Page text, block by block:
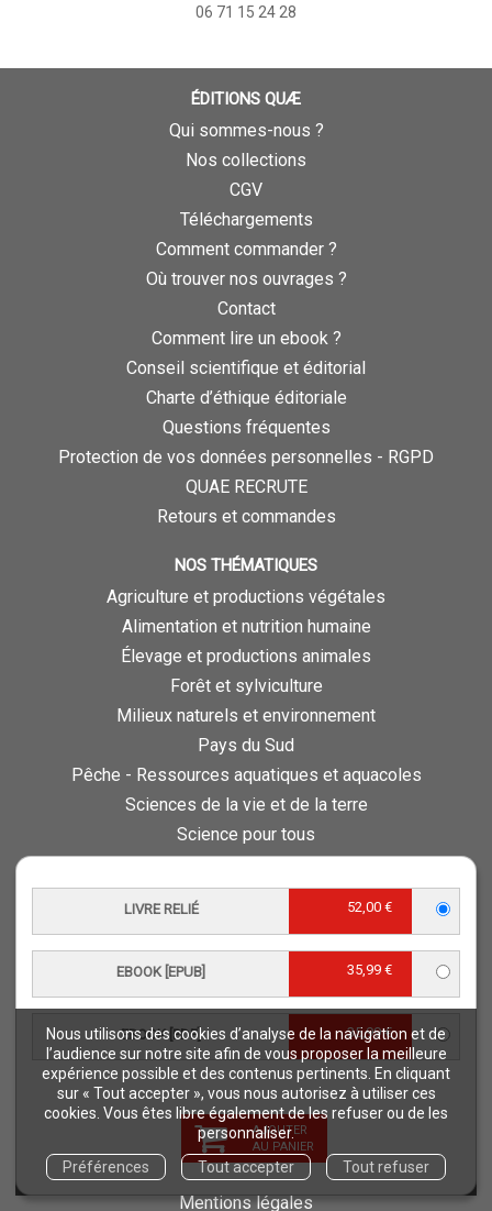
Nous utilisons des cookies d’analyse de la navigation et de
l’audience sur notre site afin de vous proposer la meilleure
expérience possible et des contenus pertinents. En cliquant
sur « Tout accepter », vous nous autorisez à utiliser ces
cookies. Vous êtes libre également de les refuser ou de les
personnaliser.
Préférences
Tout accepter Tout refuser
LIVRE RELIÉ 52,00 €
EBOOK [EPUB] 35,99 €
EBOOK [PDF] 35,99 €
AJOUTER
AU PANIER
06 71 15 24 28
ÉDITIONS QUÆ
Qui sommes-nous ?
Nos collections
CGV
Téléchargements
Comment commander ?
Où trouver nos ouvrages ?
Contact
Comment lire un ebook ?
Conseil scientifique et éditorial
Charte d’éthique éditoriale
Questions fréquentes
Protection de vos données personnelles - RGPD
QUAE RECRUTE
Retours et commandes
NOS THÉMATIQUES
Agriculture et productions végétales
Alimentation et nutrition humaine
Élevage et productions animales
Forêt et sylviculture
Milieux naturels et environnement
Pays du Sud
Pêche - Ressources aquatiques et aquacoles
Sciences de la vie et de la terre
Science pour tous
Sciences sociales, politiques, économiques
ESPACE PRO
Vous êtes journaliste
Vous êtes libraire
Vous êtes bibliothécaire
Foreign rights
Procédure d'évaluation
NOTRE SITE
Quae © 2018
Mentions légales